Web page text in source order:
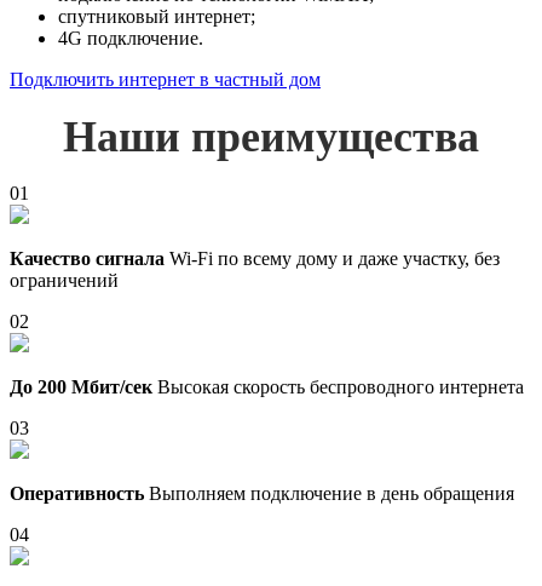
спутниковый интернет;
4G подключение.
Подключить интернет в частный дом
Наши преимущества
01
Качество сигнала Wi-Fi по всему дому и даже участку, без
ограничений
02
До 200 Мбит/сек Высокая скорость беспроводного интернета
03
Оперативность Выполняем подключение в день обращения
04